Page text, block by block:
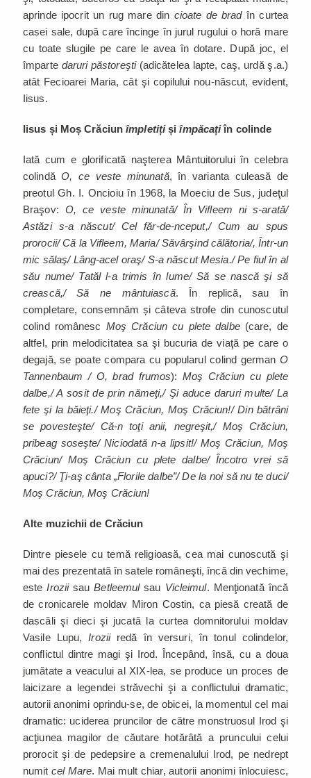
aprinde ipocrit un rug mare din cioate de bradîn curtea
casei sale, după care încinge în jurul rugului o horă mare
cu toate slugile pe care le avea în dotare. După joc, el
împarte daruri păstoreşti(adicătelea lapte, caş, urdă ş.a.)
atât Fecioarei Maria, cât şi copilului nou-născut, evident,
Iisus.
Iisus și Moș Crăciunîmpletițișiîmpăcațiîn colinde
Iată cum e glorificată naşterea Mântuitorului în celebra
colindăO, ce veste minunată, în varianta culeasă de
preotul Gh. I. Oncioiu în 1968, la Moeciu de Sus, judeţul
Braşov: O, ce veste minunată/ În Vifleem ni s-arată/
Astăzi s-a născut/ Cel făr-de-nceput,/ Cum au spus
prorocii/ Că la Vifleem, Maria/ Săvârşind călătoria/, Într-un
mic sălaş/ Lâng-acel oraş/ S-a născut Mesia./ Pe fiul în al
său nume/ Tatăl l-a trimis în lume/ Să se nască şi să
crească,/ Să ne mântuiască. În replică, sau în
completare, consemnăm și câteva strofe din cunoscutul
colind românesc Moş Crăciun cu plete dalbe(care, de
altfel, prin melodicitatea sa şi bucuria de viaţă pe care o
degajă, se poate compara cu popularul colind german O
Tannenbaum / O, brad frumos):Moş Crăciun cu plete
dalbe,/ A sosit de prin nămeţi,/ Şi aduce daruri multe/ La
fete şi la băieţi./ Moş Crăciun, Moş Crăciun!/ Din bătrâni
se povesteşte/ Că-n toţi anii, negreşit,/ Moş Crăciun,
pribeag soseşte/ Niciodată n-a lipsit!/ Moş Crăciun, Moş
Crăciun/ Moş Crăciun cu plete dalbe/ Încotro vrei să
apuci?/ Ţi-aş cânta „Florile dalbe”/ De la noi să nu te duci/
Moş Crăciun, Moş Crăciun!
Alte muzichii de Crăciun
Dintre piesele cu temă religioasă, cea mai cunoscută şi
mai des prezentată în satele româneşti, încă din vechime,
esteIroziisauBetleemulsau Vicleimul. Menţionată încă
de cronicarele moldav Miron Costin, ca piesă creată de
dascăli şi dieci şi jucată la curtea domnitorului moldav
Vasile Lupu,Iroziiredă în versuri, în tonul colindelor,
conflictul dintre magi şi Irod. Începând, însă, cu a doua
jumătate a veacului al XIX-lea, se produce un proces de
laicizare a legendei străvechi şi a conflictului dramatic,
autorii anonimi oprindu-se, de obicei, la momentul cel mai
dramatic: uciderea pruncilor de către monstruosul Irod şi
acţiunea magilor de căutare hotărâtă a pruncului celui
prorocit şi de pedepsire a cremenalului Irod, pe nedrept
numitcel Mare. Mai mult chiar, autorii anonimi înlocuiesc,